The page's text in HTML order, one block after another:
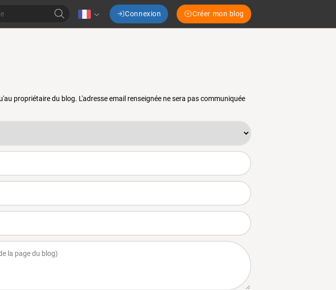
Connexion Créer mon blog
propriétaire du blog. L'adresse email renseignée ne sera pas communiquée